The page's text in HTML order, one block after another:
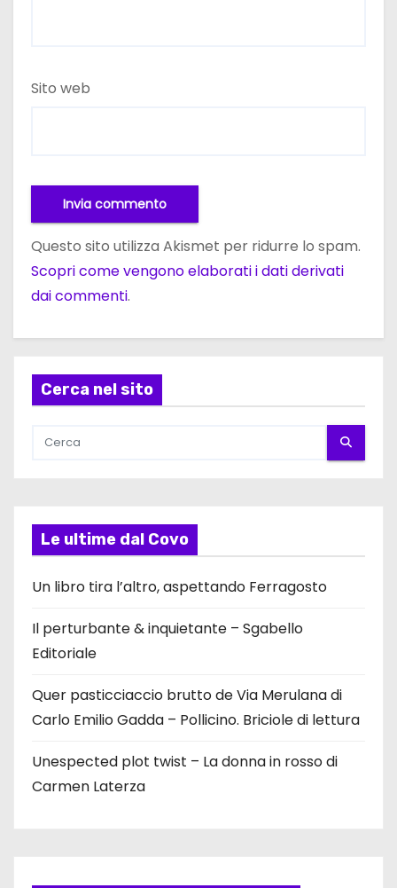
Sito web
Questo sito utilizza Akismet per ridurre lo spam.
Scopri come vengono elaborati i dati derivati
dai commenti.
Cerca nel sito
Le ultime dal Covo
Un libro tira l’altro, aspettando Ferragosto
Il perturbante & inquietante – Sgabello
Editoriale
Quer pasticciaccio brutto de Via Merulana di
Carlo Emilio Gadda – Pollicino. Briciole di lettura
Unespected plot twist – La donna in rosso di
Carmen Laterza